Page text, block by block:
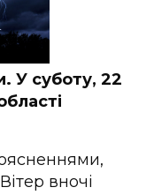
У суботу, 22
вночі